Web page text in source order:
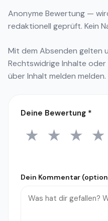
Anonyme Bewertung —
redaktionell geprüft. Kein
Mit dem Absenden gelten
Rechtswidrige Inhalte
überInhalt melden melden.
Deine Bewertung *
1 Stern
★ 2 Sterne
★ 3
★ 4
★
Dein Kommentar